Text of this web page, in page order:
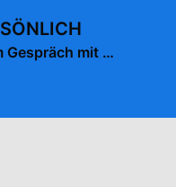
Gespräch mit …